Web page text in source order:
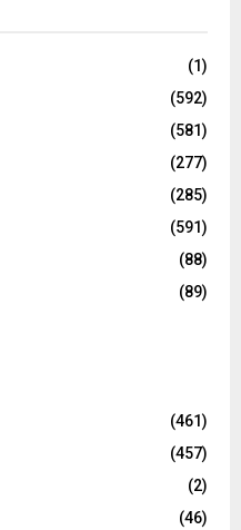
(1)
(592)
(581)
(277)
(285)
(591)
(88)
(89)
(461)
(457)
(2)
(46)